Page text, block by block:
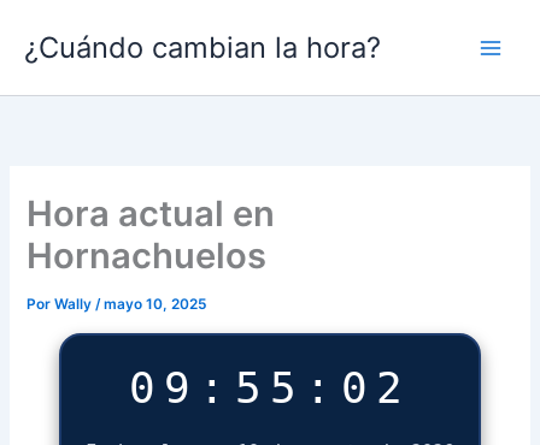
contenido
¿Cuándo cambian la hora?
Hora actual en
Hornachuelos
PorWally/mayo 10, 2025
09:55:02